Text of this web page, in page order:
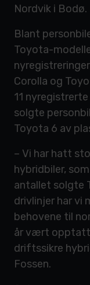
Nordvik i Bodø.
Blant
Toyota-
Corolla og
11
solgte
Toyota 6 av
– Vi har hatt
hybridbiler,
antallet solgte
drivlinjer har vi
behovene til
år vært opptatt
driftssikre
Fossen.